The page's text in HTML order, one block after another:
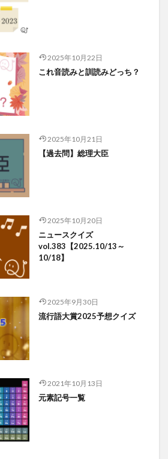
2025年10月22日
これ音読みと訓読みどっち？
2025年10月21日
【過去問】総理大臣
2025年10月20日
ニュースクイズ
vol.383【2025.10/13～
10/18】
2025年9月30日
流行語大賞2025予想クイズ
2021年10月13日
元素記号一覧